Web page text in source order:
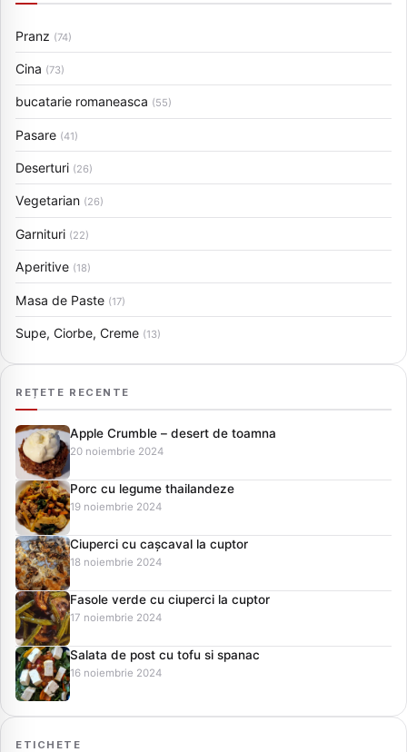
Pranz (74)
Cina (73)
bucatarie romaneasca (55)
Pasare (41)
Deserturi (26)
Vegetarian (26)
Garnituri (22)
Aperitive (18)
Masa de Paste (17)
Supe, Ciorbe, Creme (13)
REȚETE RECENTE
Apple Crumble – desert de toamna
20 noiembrie 2024
Porc cu legume thailandeze
19 noiembrie 2024
Ciuperci cu cașcaval la cuptor
18 noiembrie 2024
Fasole verde cu ciuperci la cuptor
17 noiembrie 2024
Salata de post cu tofu si spanac
16 noiembrie 2024
ETICHETE